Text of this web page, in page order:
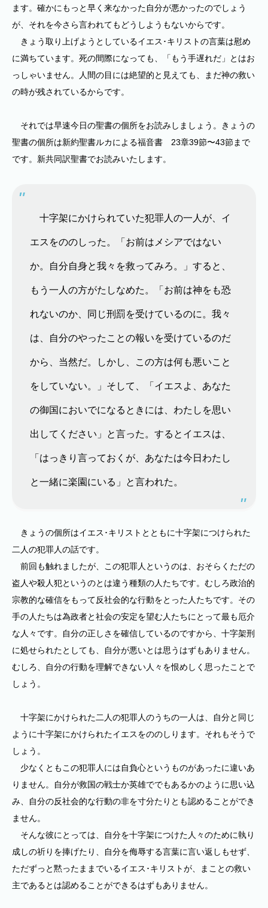
ます。確かにもっと早く来なかった自分が悪かったのでしょう
が、それを今さら言われてもどうしようもないからです。
きょう取り上げようとしているイエス･キリストの言葉は慰め
に満ちています。死の間際になっても、「もう手遅れだ」とはお
っしゃいません。人間の目には絶望的と見えても、まだ神の救い
の時が残されているからです。
それでは早速今日の聖書の個所をお読みしましょう。きょうの
聖書の個所は新約聖書ルカによる福音書 23章39節〜43節まで
です。新共同訳聖書でお読みいたします。
十字架にかけられていた犯罪人の一人が、イ
エスをののしった。「お前はメシアではない
か。自分自身と我々を救ってみろ。」すると、
もう一人の方がたしなめた。「お前は神をも恐
れないのか、同じ刑罰を受けているのに。我々
は、自分のやったことの報いを受けているのだ
から、当然だ。しかし、この方は何も悪いこと
をしていない。」そして、「イエスよ、あなた
の御国においでになるときには、わたしを思い
出してください」と言った。するとイエスは、
「はっきり言っておくが、あなたは今日わたし
と一緒に楽園にいる」と言われた。
きょうの個所はイエス･キリストとともに十字架につけられた
二人の犯罪人の話です。
前回も触れましたが、この犯罪人というのは、おそらくただの
盗人や殺人犯というのとは違う種類の人たちです。むしろ政治的
宗教的な確信をもって反社会的な行動をとった人たちです。その
手の人たちは為政者と社会の安定を望む人たちにとって最も厄介
な人々です。自分の正しさを確信しているのですから、十字架刑
に処せられたとしても、自分が悪いとは思うはずもありません。
むしろ、自分の行動を理解できない人々を恨めしく思ったことで
しょう。
十字架にかけられた二人の犯罪人のうちの一人は、自分と同じ
ように十字架にかけられたイエスをののしります。それもそうで
しょう。
少なくともこの犯罪人には自負心というものがあったに違いあ
りません。自分が救国の戦士か英雄ででもあるかのように思い込
み、自分の反社会的な行動の非を寸分たりとも認めることができ
ません。
そんな彼にとっては、自分を十字架につけた人々のために執り
成しの祈りを捧げたり、自分を侮辱する言葉に言い返しもせず、
ただずっと黙ったままでいるイエス･キリストが、まことの救い
主であるとは認めることができるはずもありません。